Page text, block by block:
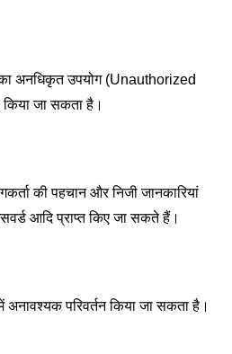
अनधिकृत उपयोग (Unauthorized
जा सकता है।
की पहचान और निजी जानकारियां
आदि प्राप्त किए जा सकते हैं।
अनावश्यक परिवर्तन किया जा सकता है।